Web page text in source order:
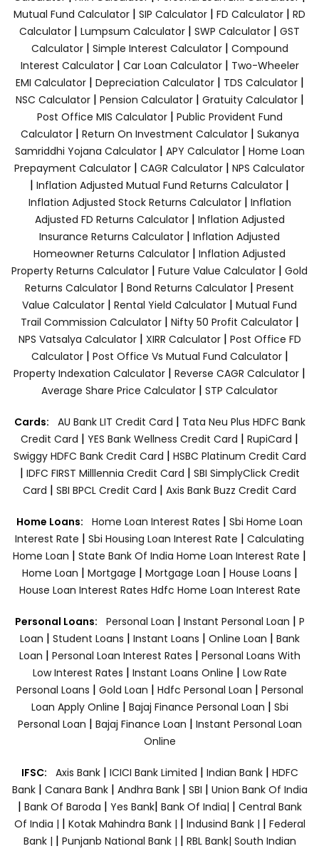
Mutual Fund Calculator | SIP Calculator | FD Calculator | RD
Calculator | Lumpsum Calculator | SWP Calculator | GST
Calculator| Simple Interest Calculator| Compound
Interest Calculator| Car Loan Calculator| Two-Wheeler
EMI Calculator| Depreciation Calculator| TDS Calculator|
NSC Calculator| Pension Calculator| Gratuity Calculator|
Post Office MIS Calculator| Public Provident Fund
Calculator| Return On Investment Calculator| Sukanya
Samriddhi Yojana Calculator| APY Calculator| Home Loan
Prepayment Calculator | CAGR Calculator | NPS Calculator
| Inflation Adjusted Mutual Fund Returns Calculator |
Inflation Adjusted Stock Returns Calculator| Inflation
Adjusted FD Returns Calculator| Inflation Adjusted
Insurance Returns Calculator | Inflation Adjusted
Homeowner Returns Calculator | Inflation Adjusted
Property Returns Calculator | Future Value Calculator | Gold
Returns Calculator | Bond Returns Calculator | Present
Value Calculator | Rental Yield Calculator | Mutual Fund
Trail Commission Calculator| Nifty 50 Profit Calculator|
NPS Vatsalya Calculator| XIRR Calculator| Post Office FD
Calculator| Post Office Vs Mutual Fund Calculator|
Property Indexation Calculator | Reverse CAGR Calculator |
Average Share Price Calculator | STP Calculator
Cards: AU Bank LIT Credit Card | Tata Neu Plus HDFC Bank
Credit Card | YES Bank Wellness Credit Card | RupiCard |
Swiggy HDFC Bank Credit Card | HSBC Platinum Credit Card
| IDFC FIRST Milllennia Credit Card | SBI SimplyClick Credit
Card | SBI BPCL Credit Card | Axis Bank Buzz Credit Card
Home Loans: Home Loan Interest Rates | Sbi Home Loan
Interest Rate | Sbi Housing Loan Interest Rate | Calculating
Home Loan | State Bank Of India Home Loan Interest Rate |
Home Loan | Mortgage | Mortgage Loan | House Loans |
House Loan Interest Rates Hdfc Home Loan Interest Rate
Personal Loans: Personal Loan | Instant Personal Loan | P
Loan | Student Loans | Instant Loans | Online Loan | Bank
Loan | Personal Loan Interest Rates | Personal Loans With
Low Interest Rates | Instant Loans Online | Low Rate
Personal Loans | Gold Loan | Hdfc Personal Loan | Personal
Loan Apply Online | Bajaj Finance Personal Loan | Sbi
Personal Loan | Bajaj Finance Loan | Instant Personal Loan
Online
IFSC: Axis Bank | ICICI Bank Limited | Indian Bank | HDFC
Bank| Canara Bank | Andhra Bank| SBI | Union Bank Of India
| Bank Of Baroda | Yes Bank| Bank Of India| | Central Bank
Of India | | Kotak Mahindra Bank | | Indusind Bank | | Federal
Bank | | Punjanb National Bank | | RBL Bank| South Indian